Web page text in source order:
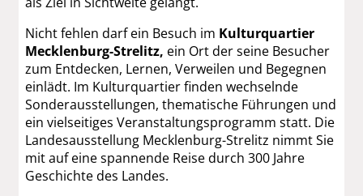
Nicht fehlen darf ein Besuch im Kulturquartier
Mecklenburg-Strelitz, ein Ort der seine Besucher
zum Entdecken, Lernen, Verweilen und Begegnen
einlädt. Im Kulturquartier finden wechselnde
Sonderausstellungen, thematische Führungen und
ein vielseitiges Veranstaltungsprogramm statt. Die
Landesausstellung Mecklenburg-Strelitz nimmt Sie
mit auf eine spannende Reise durch 300 Jahre
Geschichte des Landes.